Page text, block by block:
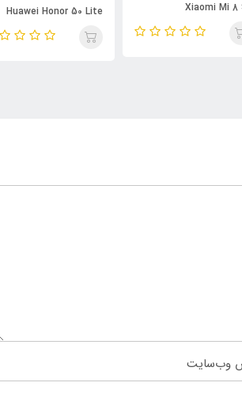
Xiaomi Mi 8
Huawei Honor 50 Lite
وب‌سایت